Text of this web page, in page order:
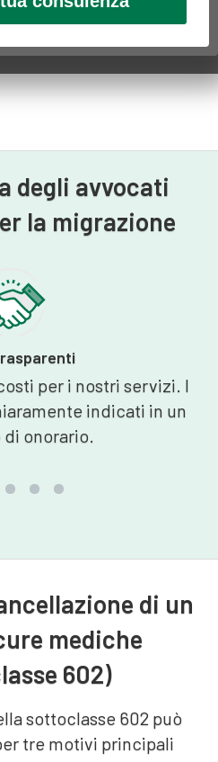
degli avvocati
la migrazione
per i nostri servizi. I
indicati in un
onorario.
di un
mediche
602)
sottoclasse 602 può
tre motivi principali